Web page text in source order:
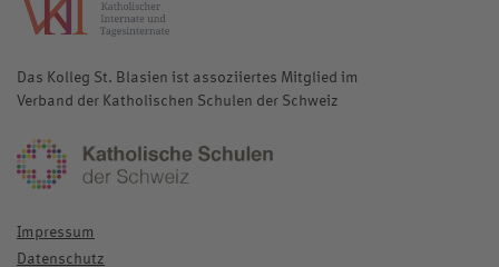
Das Kolleg St. Blasien ist assoziiertes Mitglied im
Verband der Katholischen Schulen der Schweiz
Impressum
Datenschutz